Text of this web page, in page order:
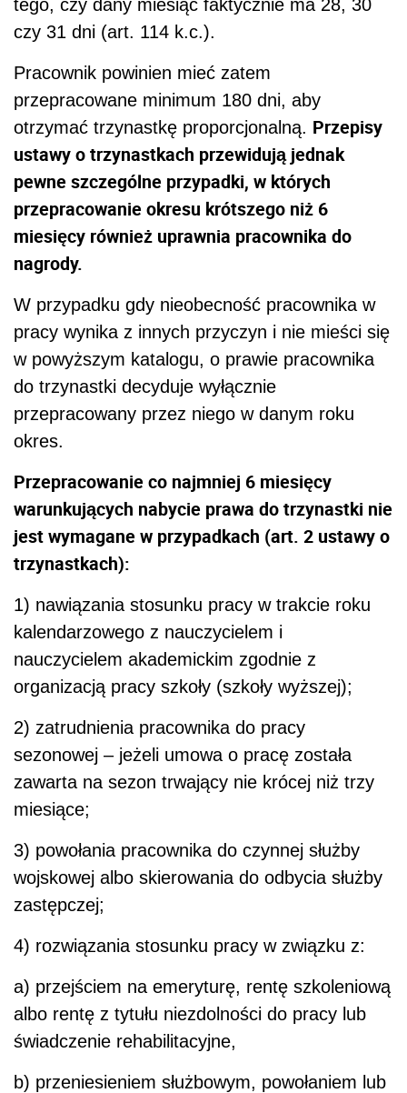
tego, czy dany miesiąc faktycznie ma 28, 30
czy 31 dni (art. 114 k.c.).
Pracownik powinien mieć zatem
przepracowane minimum 180 dni, aby
otrzymać trzynastkę proporcjonalną. Przepisy
ustawy o trzynastkach przewidują jednak
pewne szczególne przypadki, w których
przepracowanie okresu krótszego niż 6
miesięcy również uprawnia pracownika do
nagrody.
W przypadku gdy nieobecność pracownika w
pracy wynika z innych przyczyn i nie mieści się
w powyższym katalogu, o prawie pracownika
do trzynastki decyduje wyłącznie
przepracowany przez niego w danym roku
okres.
Przepracowanie co najmniej 6 miesięcy
warunkujących nabycie prawa do trzynastki nie
jest wymagane w przypadkach (art. 2 ustawy o
trzynastkach):
1) nawiązania stosunku pracy w trakcie roku
kalendarzowego z nauczycielem i
nauczycielem akademickim zgodnie z
organizacją pracy szkoły (szkoły wyższej);
2) zatrudnienia pracownika do pracy
sezonowej – jeżeli umowa o pracę została
zawarta na sezon trwający nie krócej niż trzy
miesiące;
3) powołania pracownika do czynnej służby
wojskowej albo skierowania do odbycia służby
zastępczej;
4) rozwiązania stosunku pracy w związku z:
a) przejściem na emeryturę, rentę szkoleniową
albo rentę z tytułu niezdolności do pracy lub
świadczenie rehabilitacyjne,
b) przeniesieniem służbowym, powołaniem lub